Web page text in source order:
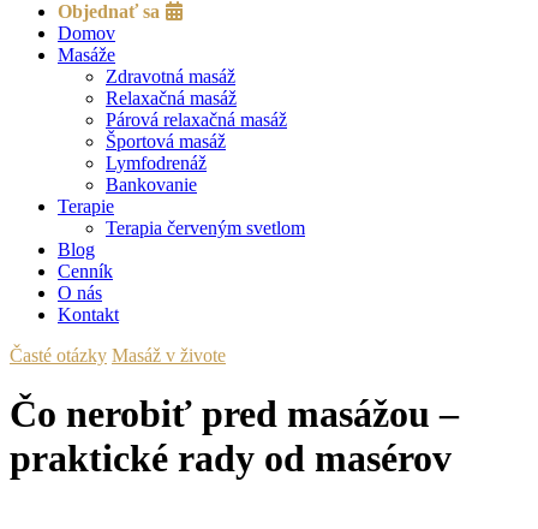
Objednať sa
Domov
Masáže
Zdravotná masáž
Relaxačná masáž
Párová relaxačná masáž
Športová masáž
Lymfodrenáž
Bankovanie
Terapie
Terapia červeným svetlom
Blog
Cenník
O nás
Kontakt
Časté otázky Masáž v živote
Čo nerobiť pred masážou –
praktické rady od masérov